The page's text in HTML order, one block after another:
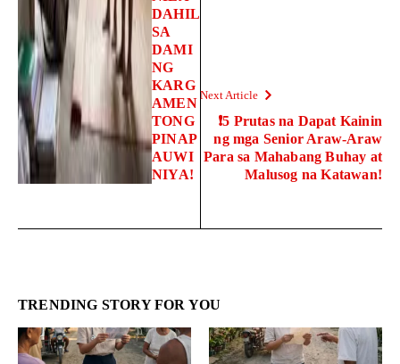
DAHIL
SA
DAMI
NG
KARG
AMEN
TONG
PINAP
AUWI
NIYA!
Next Article
❗5 Prutas na Dapat Kainin
ng mga Senior Araw-Araw
Para sa Mahabang Buhay at
Malusog na Katawan!
TRENDING STORY FOR YOU